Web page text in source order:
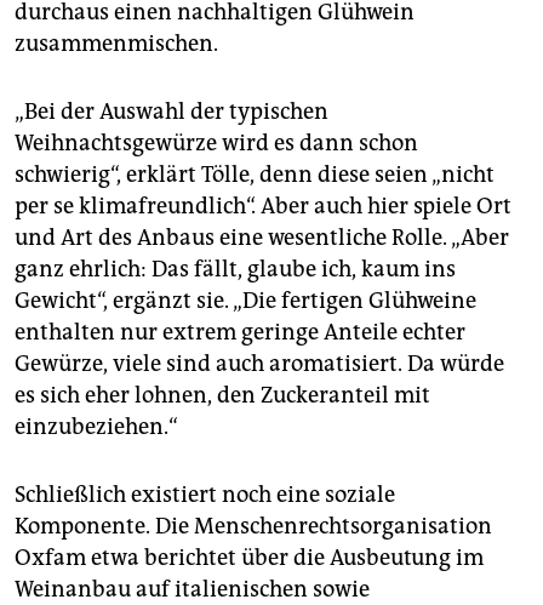
durchaus einen nachhaltigen Glühwein
zusammenmischen.
„Bei der Auswahl der typischen
Weihnachtsgewürze wird es dann schon
schwierig“, erklärt Tölle, denn diese seien „nicht
per se klimafreundlich“. Aber auch hier spiele Ort
und Art des Anbaus eine wesentliche Rolle. „Aber
ganz ehrlich: Das fällt, glaube ich, kaum ins
Gewicht“, ergänzt sie. „Die fertigen Glühweine
enthalten nur extrem geringe Anteile echter
Gewürze, viele sind auch aromatisiert. Da würde
es sich eher lohnen, den Zuckeranteil mit
einzubeziehen.“
Schließlich existiert noch eine soziale
Komponente. Die Menschenrechtsorganisation
Oxfam etwa berichtet über die Ausbeutung im
Weinanbau auf italienischen sowie